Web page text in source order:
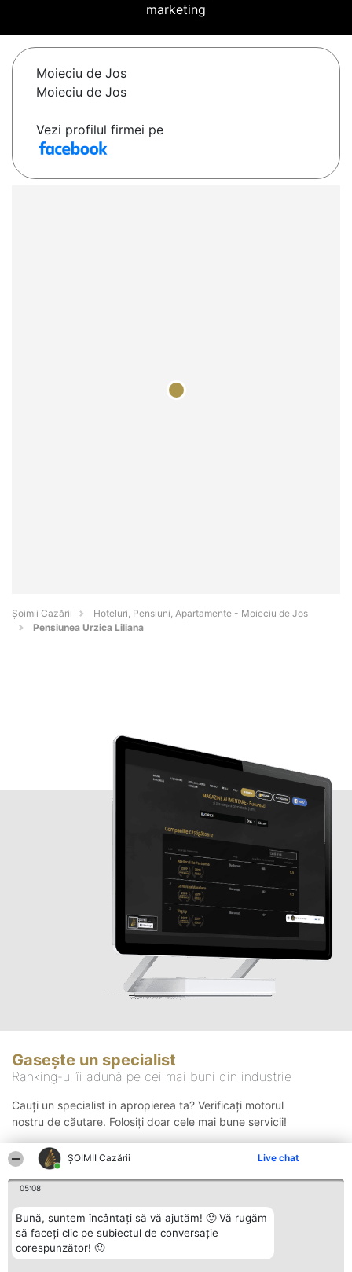
ȘOIMII Cazării Live chat
05:08
Bună, suntem încântați să vă ajutăm! 🙂 Vă rugăm
să faceți clic pe subiectul de conversație
corespunzător! 🙂
marketing
Moieciu de Jos
Moieciu de Jos
Vezi profilul firmei pe
Șoimii Cazării
Hoteluri, Pensiuni, Apartamente - Moieciu de Jos
Pensiunea Urzica Liliana
Gasește un specialist
Ranking-ul îi adună pe cei mai buni din industrie
Cauți un specialist in apropierea ta? Verificați motorul
nostru de căutare. Folosiți doar cele mai bune servicii!